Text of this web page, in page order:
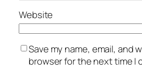
Website
Save my name, email, and
browser for the next time I